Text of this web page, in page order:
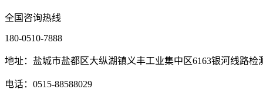
全国咨询热线
180-0510-7888
地址：盐城市盐都区大纵湖镇义丰工业集中区6163银河线路检
电话：0515-88588029